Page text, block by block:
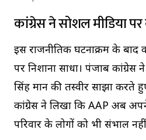
कांग्रेस ने सोशल मीडिया
इस राजनीतिक घटनाक्रम के बाद
पर निशाना साधा। पंजाब कांग्रेस
सिंह मान की तस्वीर साझा करते
कांग्रेस ने लिखा कि AAP अब
परिवार के लोगों को भी संभाल